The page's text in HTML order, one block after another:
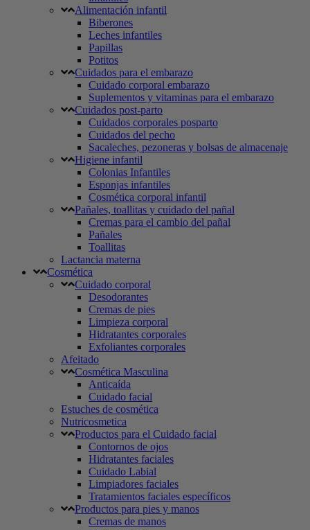
Alimentación infantil
Biberones
Leches infantiles
Papillas
Potitos
Cuidados para el embarazo
Cuidado corporal embarazo
Suplementos y vitaminas para el embarazo
Cuidados post-parto
Cuidados corporales posparto
Cuidados del pecho
Sacaleches, pezoneras y bolsas de almacenaje
Higiene infantil
Colonias Infantiles
Esponjas infantiles
Cosmética corporal infantil
Pañales, toallitas y cuidado del pañal
Cremas para el cambio del pañal
Pañales
Toallitas
Lactancia materna
Cosmética
Cuidado corporal
Desodorantes
Cremas de pies
Limpieza corporal
Hidratantes corporales
Exfoliantes corporales
Afeitado
Cosmética Masculina
Anticaída
Cuidado facial
Estuches de cosmética
Nutricosmetica
Productos para el Cuidado facial
Contornos de ojos
Hidratantes faciales
Cuidado Labial
Limpiadores faciales
Tratamientos faciales específicos
Productos para pies y manos
Cremas de manos